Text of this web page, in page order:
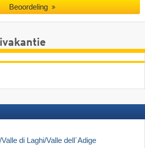
Beoordeling
di Laghi/Valle dell´Adige